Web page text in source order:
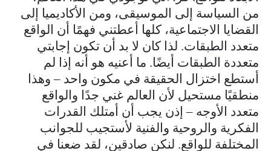
من السياسة إلى الموسيقى، ومن الأكاديميا إلى
القضايا الاجتماعية، كلها أعطتني فهمًا أن الواقع
متعدد الطبقات. لذا كان لا بد أن تكون إجابتي
متعددة الطبقات أيضًا. ما أعنيه هو أنه إذا لم
أستطع اختزال الحقيقة في مكون واحد – وهذا
منطقيًا مستحيل لأن العالم غني جدًا والواقع
متعدد الأوجه – إذن يجب أن أمتلك القدرات
الفكرية والروحية والفنية لأستجيب للجوانب
المختلفة للواقع. لنكن صادقين، لقد ضعنا في